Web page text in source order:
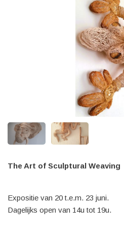
The Art of Sculptural Weaving
Expositie van 20 t.e.m. 23 juni.
Dagelijks open van 14u tot 19u.